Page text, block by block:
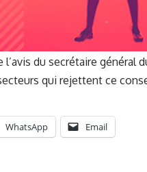
du secrétaire général
qui rejettent ce
WhatsApp Email